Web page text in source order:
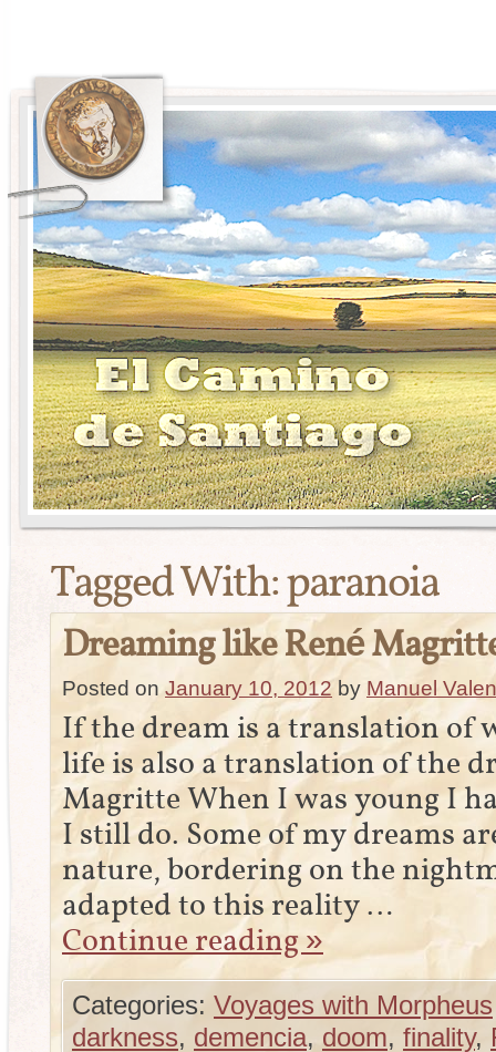
Tagged With:paranoia
Dreaming like René
Posted on January 10, 2012 by Manuel
If the dream is a translation of
life is also a translation of the
Magritte When I was young I
I still do. Some of my dreams
nature, bordering on the
adapted to this reality …
Continue reading»
Categories: Voyages with Morpheus
darkness, demencia, doom, finality,